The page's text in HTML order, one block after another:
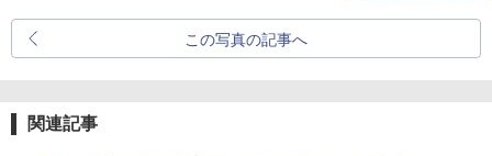
この写真の記事へ
関連記事